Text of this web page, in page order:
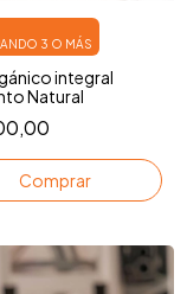
3 O MÁS
integral
Natural
Comprar